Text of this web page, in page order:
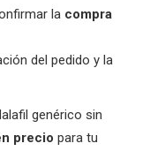
la compra
del pedido y la
genérico sin
precio para tu